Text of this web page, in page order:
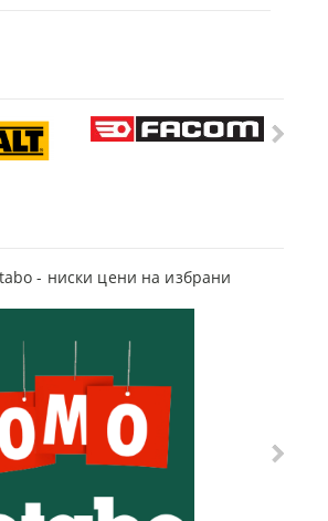
- ниски цени на избрани